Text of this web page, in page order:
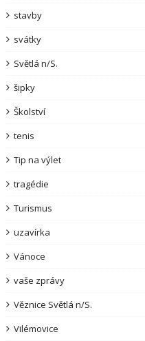
stavby
svátky
Světlá n/S.
šipky
Školství
tenis
Tip na výlet
tragédie
Turismus
uzavírka
Vánoce
vaše zprávy
Věznice Světlá n/S.
Vilémovice